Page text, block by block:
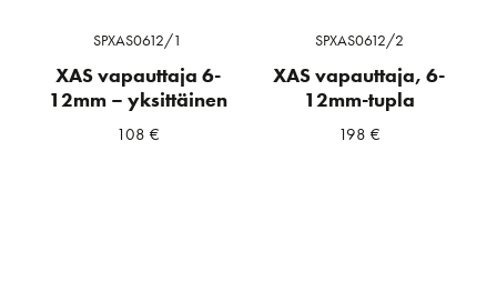
SPXAS0612/1
XAS vapauttaja 6-
12mm – yksittäinen
108 €
SPXAS0612/2
XAS vapauttaja, 6-
12mm-tupla
198 €